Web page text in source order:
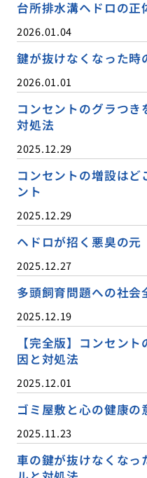
台所排水溝ヘドロの正
2026.01.04
鍵が抜けなくなった
2026.01.01
コンセントのグラつ
対処法
2025.12.29
コンセントの増設は
ント
2025.12.29
ヘドロが招く悪臭の元
2025.12.27
多頭飼育問題への社会
2025.12.19
【完全版】コンセン
因と対処法
2025.12.01
ゴミ屋敷と心の健康の
2025.11.23
車の鍵が抜けなくな